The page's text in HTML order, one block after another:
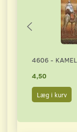
4606 -
4,50
Læg i kurv